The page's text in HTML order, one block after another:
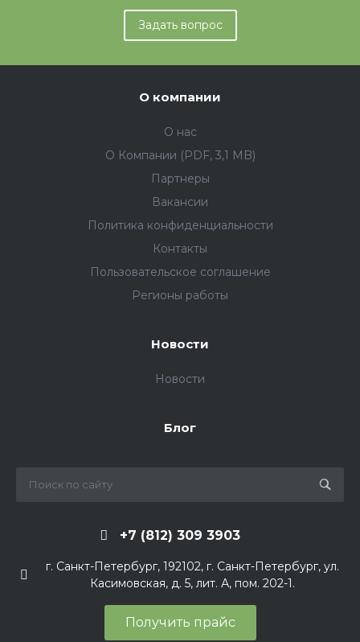
Задать вопрос
О компании
О нас
О Компании (PDF, 3,1 MB)
Партнеры
Вакансии
Политика конфиденциальности
Контакты
Пользовательское соглашение
Регионы работы
Новости
Новости
Блог
+7 (812) 309 3903
г. Санкт-Петербург, 192102, г. Санкт-Петербург, ул.
Касимовская, д. 5, лит. А, пом. 202-1.
Получить прайс